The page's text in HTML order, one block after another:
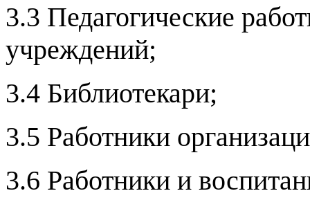
3.3 Педагогические
учреждений;
3.4 Библиотекари;
3.5 Работники
3.6 Работники и